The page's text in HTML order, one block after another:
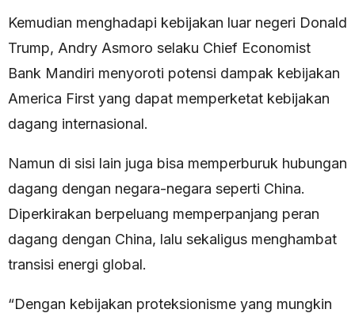
Kemudian menghadapi kebijakan luar negeri Donald
Trump, Andry Asmoro selaku Chief Economist
Bank Mandiri menyoroti potensi dampak kebijakan
America First yang dapat memperketat kebijakan
dagang internasional.
Namun di sisi lain juga bisa memperburuk hubungan
dagang dengan negara-negara seperti China.
Diperkirakan berpeluang memperpanjang peran
dagang dengan China, lalu sekaligus menghambat
transisi energi global.
“Dengan kebijakan proteksionisme yang mungkin